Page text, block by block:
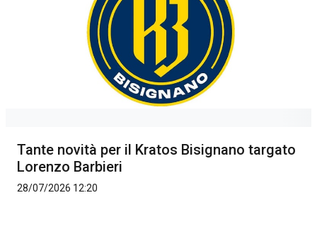
Tante novità per il Kratos Bisignano targato
Lorenzo Barbieri
28/07/2026 12:20